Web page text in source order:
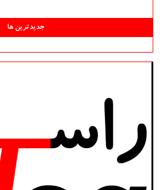
جدیدترین ها